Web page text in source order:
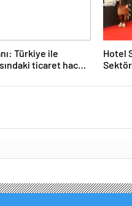
Türkiye ile
ticaret hacmi
Hotel